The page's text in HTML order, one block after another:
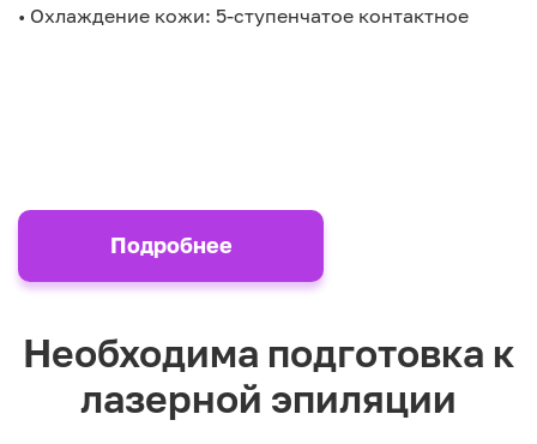
• Охлаждение кожи: 5-ступенчатое контактное
Подробнее
Необходима подготовка к
лазерной эпиляции